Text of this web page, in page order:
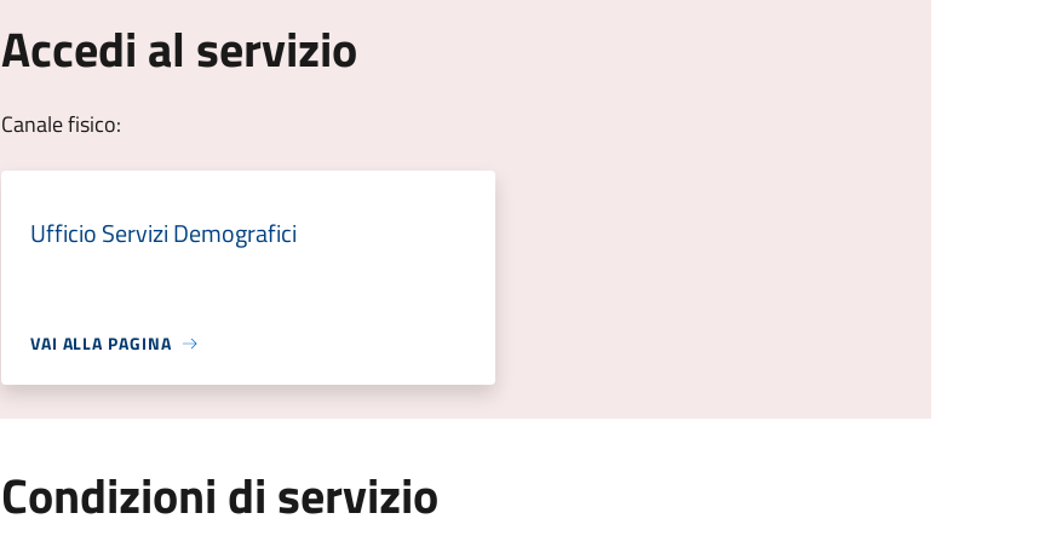
Accedi al servizio
Canale fisico:
Ufficio Servizi Demografici
VAI ALLA PAGINA
Condizioni di servizio